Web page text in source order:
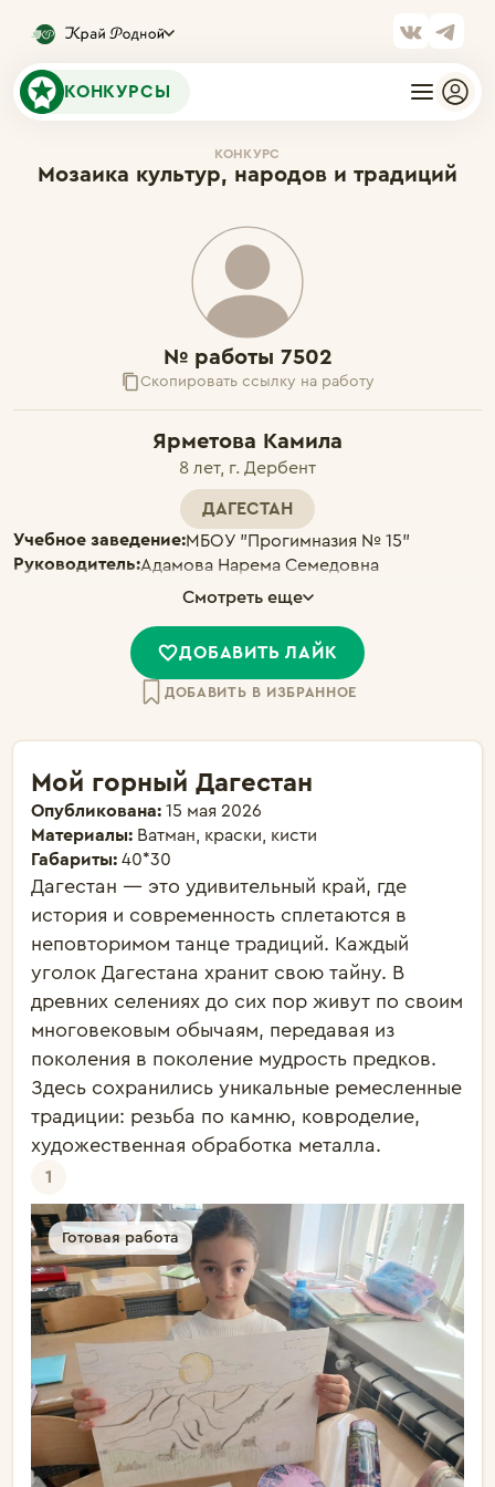
КОНКУРСЫ
КОНКУРС
Мозаика культур, народов и традиций
№ работы 7502
Скопировать ссылку на работу
Ярметова Камила
8 лет, г. Дербент
ДАГЕСТАН
Учебное заведение:МБОУ "Прогимназия № 15"
Руководитель:Адамова Нарема Семедовна
Смотреть еще
ДОБАВИТЬ ЛАЙК
ДОБАВИТЬ В ИЗБРАННОЕ
Мой горный Дагестан
Опубликована: 15 мая 2026
Материалы: Ватман, краски, кисти
Габариты: 40*30
Дагестан — это удивительный край, где
история и современность сплетаются в
неповторимом танце традиций. Каждый
уголок Дагестана хранит свою тайну. В
древних селениях до сих пор живут по своим
многовековым обычаям, передавая из
поколения в поколение мудрость предков.
Здесь сохранились уникальные ремесленные
традиции: резьба по камню, ковроделие,
художественная обработка металла.
1
Готовая работа